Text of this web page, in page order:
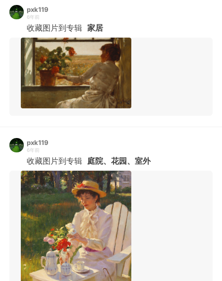
pxk119
6年前
收藏图片到专辑 家居
pxk119
6年前
收藏图片到专辑 庭院、花园、室外